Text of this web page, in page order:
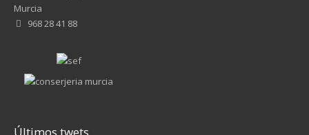
Murcia
968 28 41 88